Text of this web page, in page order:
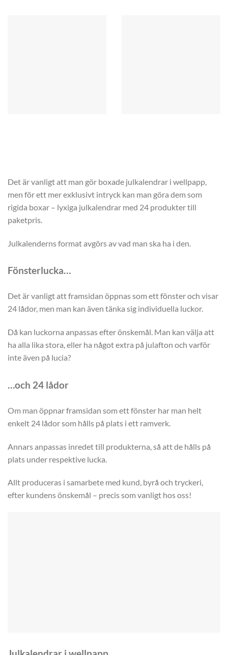
Det är vanligt att man gör boxade julkalendrar i wellpapp,
men för ett mer exklusivt intryck kan man göra dem som
rigida boxar – lyxiga julkalendrar med 24 produkter till
paketpris.
Julkalenderns format avgörs av vad man ska ha i den.
Fönsterlucka…
Det är vanligt att framsidan öppnas som ett fönster och visar
24 lådor, men man kan även tänka sig individuella luckor.
Då kan luckorna anpassas efter önskemål. Man kan välja att
ha alla lika stora, eller ha något extra på julafton och varför
inte även på lucia?
…och 24 lådor
Om man öppnar framsidan som ett fönster har man helt
enkelt 24 lådor som hålls på plats i ett ramverk.
Annars anpassas inredet till produkterna, så att de hålls på
plats under respektive lucka.
Allt produceras i samarbete med kund, byrå och tryckeri,
efter kundens önskemål – precis som vanligt hos oss!